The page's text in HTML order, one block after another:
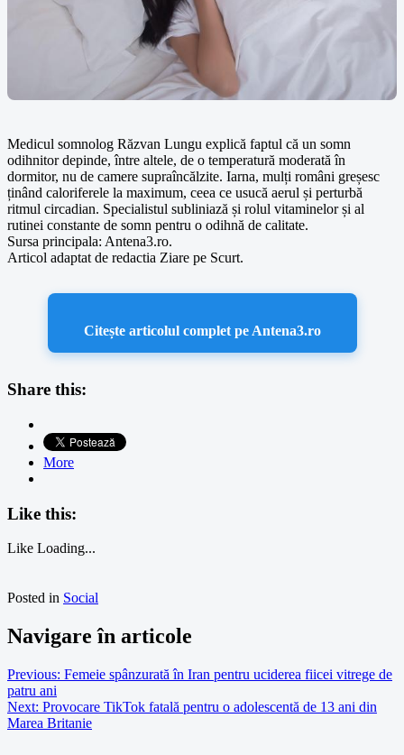
Medicul somnolog Răzvan Lungu explică faptul că un somn
odihnitor depinde, între altele, de o temperatură moderată în
dormitor, nu de camere supraîncălzite. Iarna, mulți români greșesc
ținând caloriferele la maximum, ceea ce usucă aerul și perturbă
ritmul circadian. Specialistul subliniază și rolul vitaminelor și al
rutinei constante de somn pentru o odihnă de calitate.
Sursa principala: Antena3.ro.
Articol adaptat de redactia Ziare pe Scurt.
Citește articolul complet pe Antena3.ro
Share this:
More
Like this:
Like Loading...
Posted in Social
Navigare în articole
Previous: Femeie spânzurată în Iran pentru uciderea fiicei vitrege de
patru ani
Next: Provocare TikTok fatală pentru o adolescentă de 13 ani din
Marea Britanie